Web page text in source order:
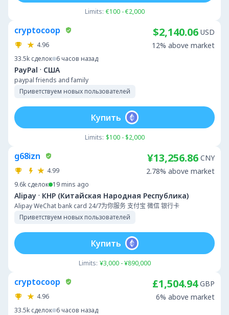
Limits: €100 - €2,000
cryptocoop
4.96
33.5k сделок 6 часов назад
PayPal · США
paypal friends and family
Приветствуем новых пользователей
$2,140.06 USD
12% above market
Limits: $100 - $2,000
Купить
g68izn
4.99
9.6k сделок 19 mins ago
Alipay · КНР (Китайская Народная Республика)
Alipay WeChat bank card 24/7为你服务 支付宝 微信 银行卡
Приветствуем новых пользователей
¥13,256.86 CNY
2.78% above market
Limits: ¥3,000 - ¥890,000
Купить
cryptocoop
4.96
33.5k сделок 6 часов назад
£1,504.94 GBP
6% above market